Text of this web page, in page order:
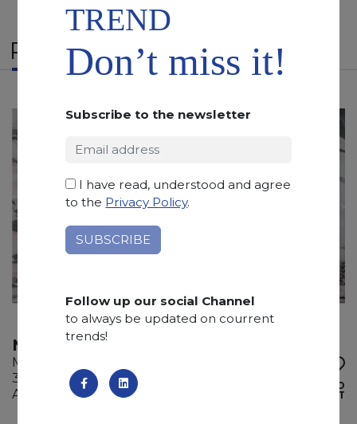
RELATED PRODUCTS
NOTRE DAME
Marble
315 x 200 x 2 cm
Available quantity: 4 Bundles
ADD TO
WISHLIST
TREND
Don’t miss it!
Subscribe to the newsletter
I have read, understood and agree
to the Privacy Policy.
Follow up our social Channel
to always be updated on courrent
trends!